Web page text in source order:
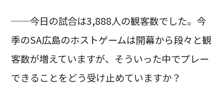
──今日の試合は3,888人の観客数でした。今
季のSA広島のホストゲームは開幕から段々と観
客数が増えていますが、そういった中でプレー
できることをどう受け止めていますか？